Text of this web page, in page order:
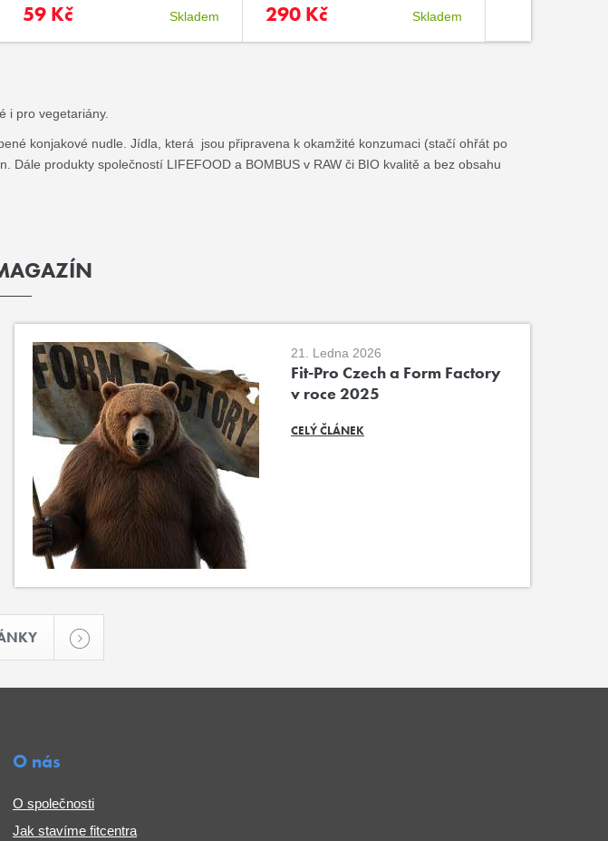
59 Kč Skladem 290 Kč Skladem
i pro vegetariány.
konjakové nudle. Jídla, která jsou připravena k okamžité konzumaci (stačí ohřát po
produkty společností LIFEFOOD a BOMBUS v RAW či BIO kvalitě a bez obsahu
21. Ledna 2026
Fit-Pro Czech a Form Factory
v roce 2025
CELÝ ČLÁNEK
O nás
O společnosti
Jak stavíme fitcentra